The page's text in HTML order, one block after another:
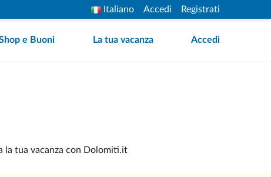
Italiano Accedi Registrati
e Buoni La tua vacanza Accedi
la tua vacanza con Dolomiti.it